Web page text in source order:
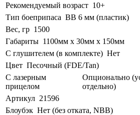
Рекомендуемый возраст 10+
Тип боеприпаса BB 6 мм (пластик)
Вес, гр 1500
Габариты 1100мм х 30мм х 150мм
С глушителем (в комплекте) Нет
Цвет Песочный (FDE/Tan)
С лазерным
прицелом
Опционально
отдельно)
Артикул 21596
Блоубэк Нет (без отката, NBB)